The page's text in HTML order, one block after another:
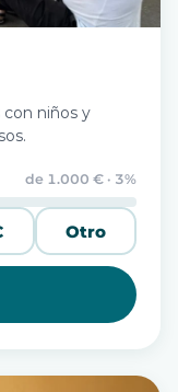
niños y
de 1.000 € · 3%
Otro